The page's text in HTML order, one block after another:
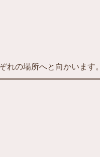
れの場所へと向かいます。